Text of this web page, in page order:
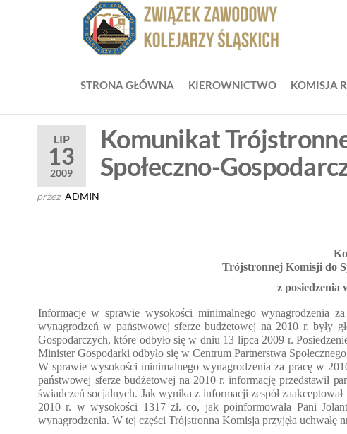
Śląskich
STRONA GŁÓWNA KIEROWNICTWO KOMISJA
LIP
13
2009
Komunikat
Społeczno-
przez ADMIN
Trójstronnej Komisji do
z posiedzenia
Informacje w sprawie wysokości minimalnego wynagrodzenia
wynagrodzeń w państwowej sferze budżetowej na 2010 r. były
Gospodarczych, które odbyło się w dniu 13 lipca 2009 r.
Minister Gospodarki odbyło się w Centrum Partnerstwa
W sprawie wysokości minimalnego wynagrodzenia za pracę w
państwowej sferze budżetowej na 2010 r. informację przedstawił
świadczeń socjalnych. Jak wynika z informacji zespół
2010 r. w wysokości 1317 zł. co, jak poinformowała Pani
wynagrodzenia. W tej części Trójstronna Komisjaprzyjęła uchwałę